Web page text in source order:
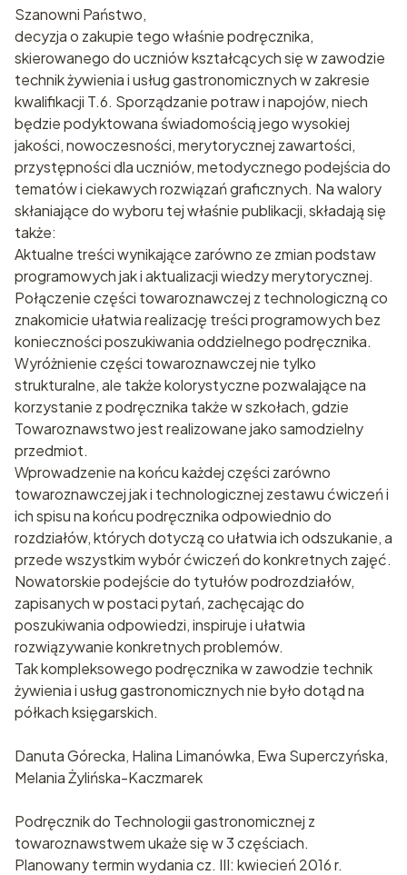
Szanowni Państwo,
decyzja o zakupie tego właśnie podręcznika,
skierowanego do uczniów kształcących się w zawodzie
technik żywienia i usług gastronomicznych w zakresie
kwalifikacji T.6. Sporządzanie potraw i napojów, niech
będzie podyktowana świadomością jego wysokiej
jakości, nowoczesności, merytorycznej zawartości,
przystępności dla uczniów, metodycznego podejścia do
tematów i ciekawych rozwiązań graficznych. Na walory
skłaniające do wyboru tej właśnie publikacji, składają się
także:
Aktualne treści wynikające zarówno ze zmian podstaw
programowych jak i aktualizacji wiedzy merytorycznej.
Połączenie części towaroznawczej z technologiczną co
znakomicie ułatwia realizację treści programowych bez
konieczności poszukiwania oddzielnego podręcznika.
Wyróżnienie części towaroznawczej nie tylko
strukturalne, ale także kolorystyczne pozwalające na
korzystanie z podręcznika także w szkołach, gdzie
Towaroznawstwo jest realizowane jako samodzielny
przedmiot.
Wprowadzenie na końcu każdej części zarówno
towaroznawczej jak i technologicznej zestawu ćwiczeń i
ich spisu na końcu podręcznika odpowiednio do
rozdziałów, których dotyczą co ułatwia ich odszukanie, a
przede wszystkim wybór ćwiczeń do konkretnych zajęć.
Nowatorskie podejście do tytułów podrozdziałów,
zapisanych w postaci pytań, zachęcając do
poszukiwania odpowiedzi, inspiruje i ułatwia
rozwiązywanie konkretnych problemów.
Tak kompleksowego podręcznika w zawodzie technik
żywienia i usług gastronomicznych nie było dotąd na
półkach księgarskich.
Danuta Górecka, Halina Limanówka, Ewa Superczyńska,
Melania Żylińska-Kaczmarek
Podręcznik do Technologii gastronomicznej z
towaroznawstwem ukaże się w 3 częściach.
Planowany termin wydania cz. III: kwiecień 2016 r.